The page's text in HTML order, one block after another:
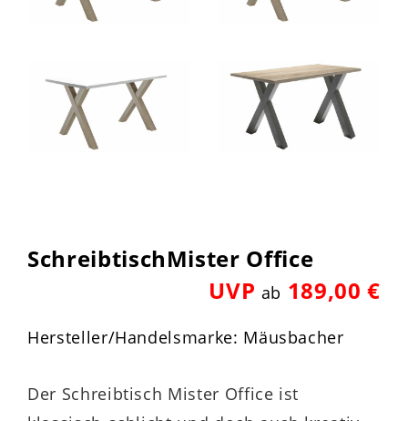
SchreibtischMister Office
UVP ab 189,00 €
Hersteller/Handelsmarke: Mäusbacher
Der Schreibtisch Mister Office ist